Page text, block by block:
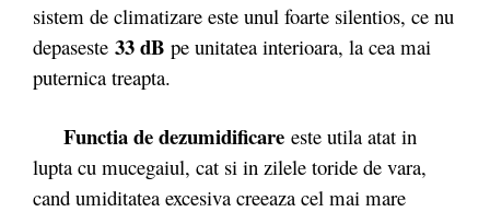
sistem de climatizare este unul foarte silentios, ce nu
depaseste 33 dB pe unitatea interioara, la cea mai
puternica treapta.
Functia de dezumidificare este utila atat in
lupta cu mucegaiul, cat si in zilele toride de vara,
cand umiditatea excesiva creeaza cel mai mare